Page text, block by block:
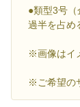
●類型3号
過半を占め
※画像はイ
※ご希望の